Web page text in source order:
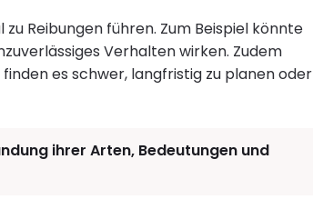
Reibungen führen. Zum Beispiel könnte
Verhalten wirken. Zudem
es schwer, langfristig zu planen oder
ihrer Arten, Bedeutungen und